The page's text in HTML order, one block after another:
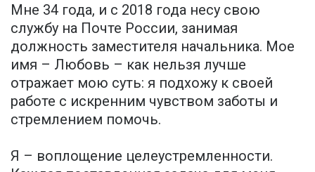
Мне 34 года, и с 2018 года несу свою
службу на Почте России, занимая
должность заместителя начальника. Мое
имя – Любовь – как нельзя лучше
отражает мою суть: я подхожу к своей
работе с искренним чувством заботы и
стремлением помочь.
Я – воплощение целеустремленности.